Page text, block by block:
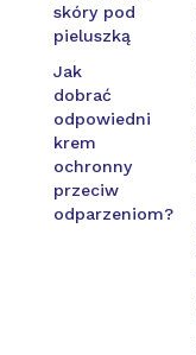
skóry pod
pieluszką
Jak
dobrać
odpowiedni
krem
ochronny
przeciw
odparzeniom?